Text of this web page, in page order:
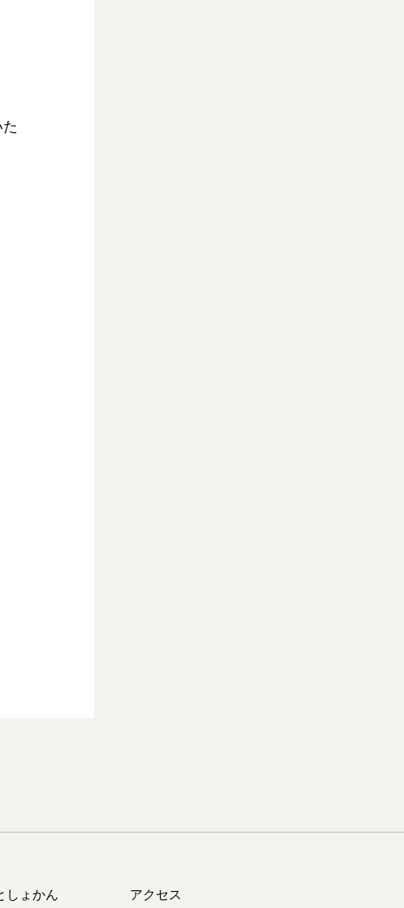
しょかん アクセス